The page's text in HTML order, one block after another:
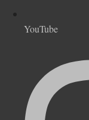
YouTube